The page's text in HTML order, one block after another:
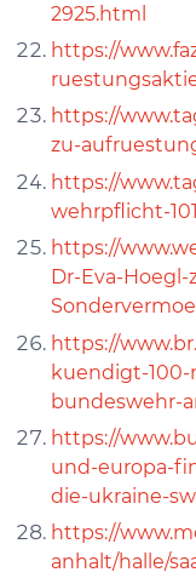
2925.html
https://
https://
zu-
https://
wehrpflicht-
https://
Dr-Eva-
https://
kuendigt-100-
bundeswehr-
https://
und-europa-
die-ukraine-
https://
anhalt/halle/